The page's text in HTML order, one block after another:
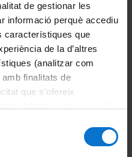
de gestionar les
informació perquè accediu
característiques que
de la d’altres
(analitzar com
finalitats de
que s’ofereix
del lloc web de la